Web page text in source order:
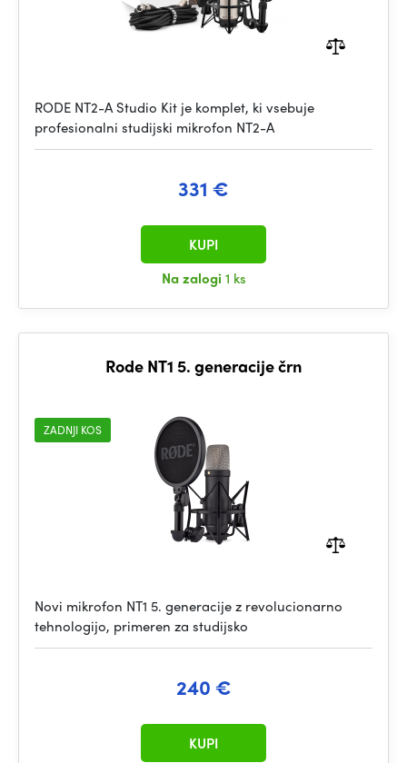
RODE NT2-A Studio Kit je komplet, ki vsebuje
profesionalni studijski mikrofon NT2-A
331 €
Na zalogi 1 ks
KUPI
Rode NT1 5. generacije črn
ZADNJI KOS
Novi mikrofon NT1 5. generacije z revolucionarno
tehnologijo, primeren za studijsko
240 €
KUPI